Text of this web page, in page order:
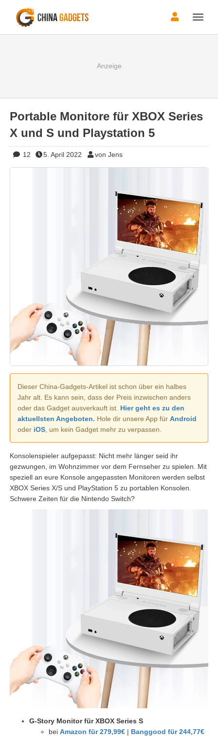
Toggle
Portable Monitore für XBOX Series
X und S und Playstation 5
12 5. April 2022 von Jens
Dieser China-Gadgets-Artikel ist schon über ein halbes
Jahr alt. Es kann sein, dass der Preis inzwischen anders
oder das Gadget ausverkauft ist. Hier geht es zu den
aktuellsten Angeboten. Hole dir unsere App für Android
oder iOS , um kein Gadget mehr zu verpassen.
Konsolenspieler aufgepasst: Nicht mehr länger seid ihr
gezwungen, im Wohnzimmer vor dem Fernseher zu spielen. Mit
speziell an eure Konsole angepassten Monitoren werden selbst
XBOX Series X/S und PlayStation 5 zu portablen Konsolen.
Schwere Zeiten für die Nintendo Switch?
G-Story Monitor für XBOX Series S
bei Amazon für 279,99€ | Banggood für 244,77€